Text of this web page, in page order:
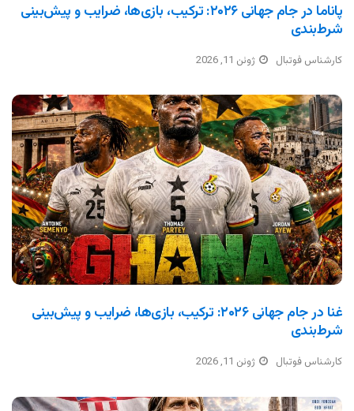
پاناما در جام جهانی ۲۰۲۶: ترکیب، بازی‌ها، ضرایب و پیش‌بینی
شرط‌بندی
کارشناس فوتبال ژوئن 11, 2026
غنا در جام جهانی ۲۰۲۶: ترکیب، بازی‌ها، ضرایب و پیش‌بینی
شرط‌بندی
کارشناس فوتبال ژوئن 11, 2026